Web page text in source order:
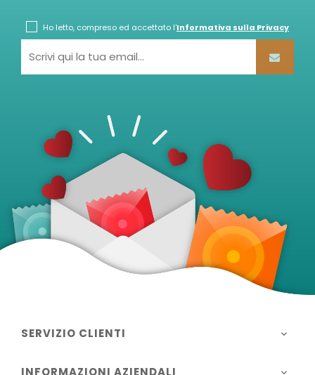
Ho letto, compreso ed accettato l'Informativa sulla Privacy
SERVIZIO CLIENTI 